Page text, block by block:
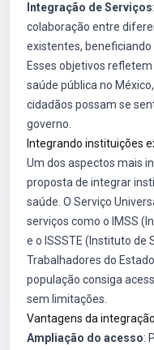
Integração de Serviços
colaboração entre
existentes, beneficiando
Esses objetivos
saúde pública no
cidadãos possam se
governo.
Integrando instituições
Um dos aspectos mais
proposta de integrar
saúde. O Serviço
serviços como o IMSS
e o ISSSTE (Instituto de
Trabalhadores do
população consiga
sem limitações.
Vantagens da integração
Ampliação do acesso: